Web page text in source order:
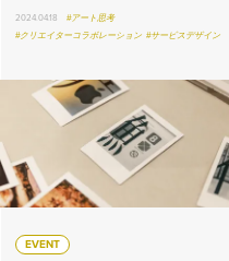
2024.04.18
#アート思考
#クリエイターコラボレーション #サービスデザイン
EVENT